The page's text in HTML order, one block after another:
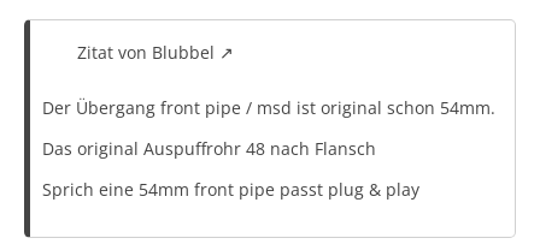
Zitat von Blubbel
Der Übergang front pipe / msd ist original schon 54mm.
Das original Auspuffrohr 48 nach Flansch
Sprich eine 54mm front pipe passt plug & play